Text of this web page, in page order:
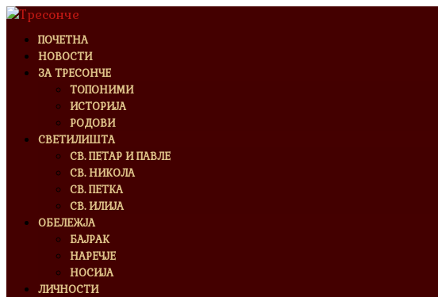
ПОЧЕТНА
НОВОСТИ
ЗА ТРЕСОНЧЕ
ТОПОНИМИ
ИСТОРИЈА
РОДОВИ
СВЕТИЛИШТА
СВ. ПЕТАР И ПАВЛЕ
СВ. НИКОЛА
СВ. ПЕТКА
СВ. ИЛИЈА
ОБЕЛЕЖЈА
БАЈРАК
НАРЕЧЈЕ
НОСИЈА
ЛИЧНОСТИ